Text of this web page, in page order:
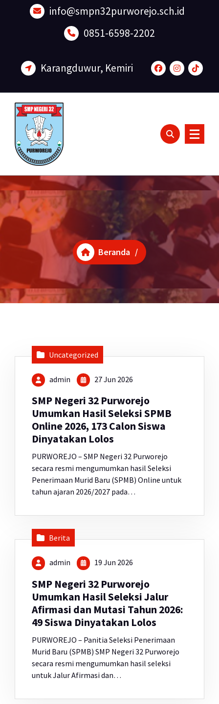
info@smpn32purworejo.sch.id
0851-6598-2202
Karangduwur, Kemiri
Beranda /
Uncategorized
admin 27 Jun 2026
SMP Negeri 32 Purworejo
Umumkan Hasil Seleksi SPMB
Online 2026, 173 Calon Siswa
Dinyatakan Lolos
PURWOREJO – SMP Negeri 32 Purworejo
secara resmi mengumumkan hasil Seleksi
Penerimaan Murid Baru (SPMB) Online untuk
tahun ajaran 2026/2027 pada…
Berita
admin 19 Jun 2026
SMP Negeri 32 Purworejo
Umumkan Hasil Seleksi Jalur
Afirmasi dan Mutasi Tahun 2026:
49 Siswa Dinyatakan Lolos
PURWOREJO – Panitia Seleksi Penerimaan
Murid Baru (SPMB) SMP Negeri 32 Purworejo
secara resmi mengumumkan hasil seleksi
untuk Jalur Afirmasi dan…